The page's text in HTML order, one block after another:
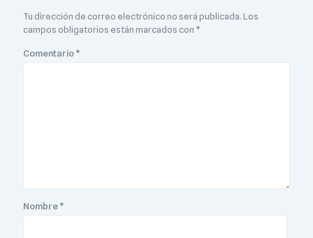
Tu dirección de correo electrónico no será publicada.Los
campos obligatorios están marcados con *
Comentario*
Nombre*